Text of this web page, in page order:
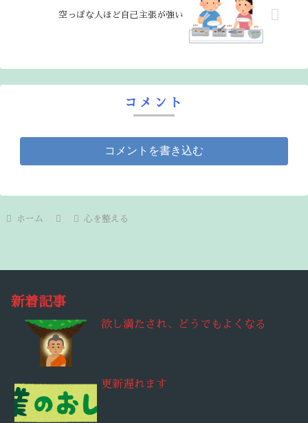
空っぽな人ほど自己主張が強い
コメント
コメントを書き込む
ホーム 心を整える
新着記事
欲し満たされ、どうでもよくなる
更新遅れます